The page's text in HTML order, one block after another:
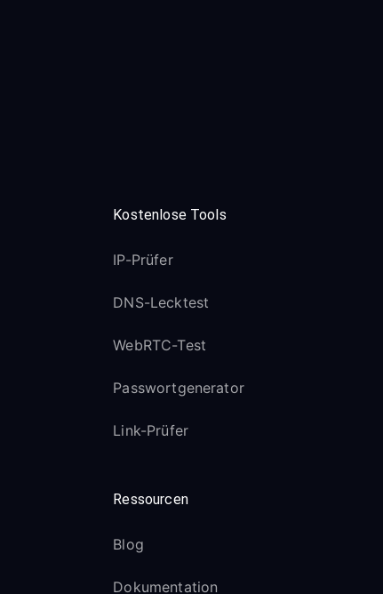
Kostenlose Tools
IP-Prüfer
DNS-Lecktest
WebRTC-Test
Passwortgenerator
Link-Prüfer
Ressourcen
Blog
Dokumentation